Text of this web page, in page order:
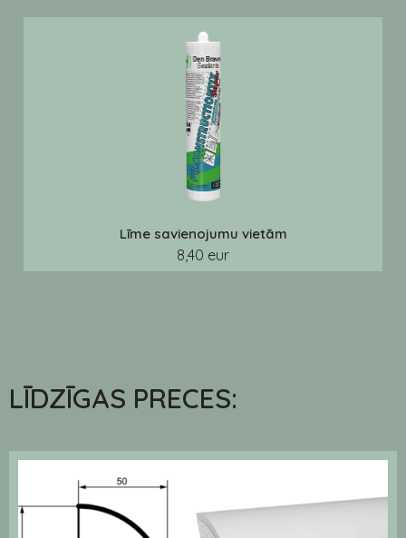
Līme savienojumu vietām
8,40 eur
LĪDZĪGAS PRECES: